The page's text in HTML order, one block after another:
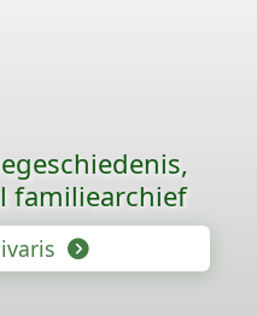
familiearchief